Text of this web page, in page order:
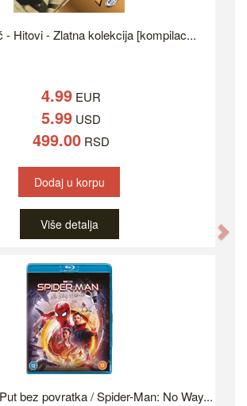
- Hitovi - Zlatna kolekcija [kompilac...
4.99 EUR
5.99 USD
499.00 RSD
Dodaj u korpu
Više detalja
bez povratka / Spider-Man: No Way...